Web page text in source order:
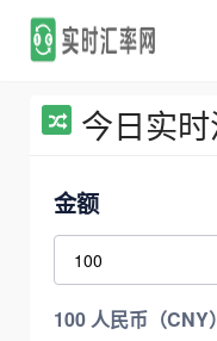
今日实
金额
100 人民币（CNY